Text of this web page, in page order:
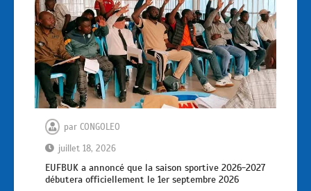
par CONGOLEO
juillet 18, 2026
EUFBUK a annoncé que la saison sportive 2026-2027
débutera officiellement le 1er septembre 2026